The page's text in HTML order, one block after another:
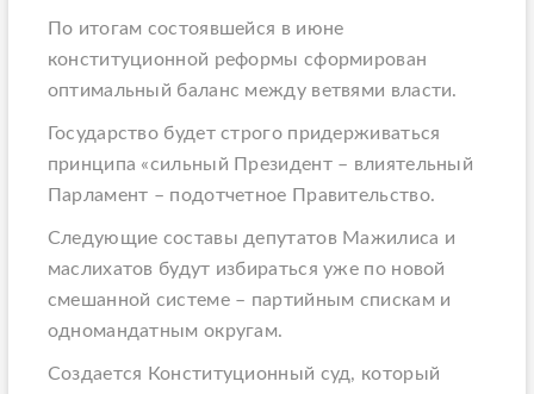
По итогам состоявшейся в июне
конституционной реформы сформирован
оптимальный баланс между ветвями власти.
Государство будет строго придерживаться
принципа «сильный Президент – влиятельный
Парламент – подотчетное Правительство.
Следующие составы депутатов Мажилиса и
маслихатов будут избираться уже по новой
смешанной системе – партийным спискам и
одномандатным округам.
Создается Конституционный суд, который